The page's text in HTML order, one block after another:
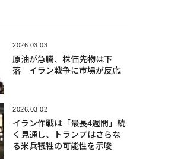
2026.03.03
原油が急騰、株価先物は下
落 イラン戦争に市場が反応
2026.03.02
イラン作戦は「最長4週間」続
く見通し、トランプはさらな
る米兵犠牲の可能性を示唆